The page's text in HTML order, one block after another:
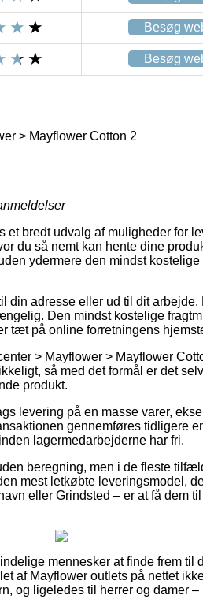
Besøg
Besøg
> Mayflower Cotton 2
bredt udvalg af muligheder for
du så nemt kan hente dine
ydermere den mindst
din adresse eller ud til dit
Den mindst kostelige
tæt på online forretningens
> Mayflower > Mayflower
så med det formål er det
produkt.
levering på en masse varer,
gennemføres tidligere
lagermedarbejderne har fri.
beregning, men i de fleste
mest letkøbte leveringsmodel,
eller Grindsted – er at få dem
mennesker at finde frem til
af Mayflower outlets på nettet
og ligeledes til herrer og damer